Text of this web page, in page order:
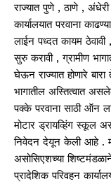
राज्यात पुणे , ठाणे , अंधेरी
कार्यालयात परवाना
लाईन पध्दत कायम ठेवावी
सुरु करावी , ग्रामीण
घेऊन राज्यात होणारे
भागातील अस्तित्वात
पक्के परवाना साठी ऑन
मोटार ड्रायव्हिंग स्कूल
निवेदन देयून केली आहे .
असोसिएशच्या
प्रादेशिक परिवहन